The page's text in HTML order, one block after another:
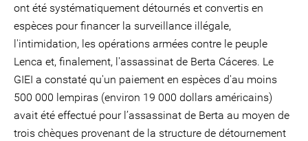
ont été systématiquement détournés et convertis en
espèces pour financer la surveillance illégale,
l'intimidation, les opérations armées contre le peuple
Lenca et, finalement, l'assassinat de Berta Cáceres. Le
GIEI a constaté qu'un paiement en espèces d'au moins
500 000 lempiras (environ 19 000 dollars américains)
avait été effectué pour l’assassinat de Berta au moyen de
trois chèques provenant de la structure de détournement